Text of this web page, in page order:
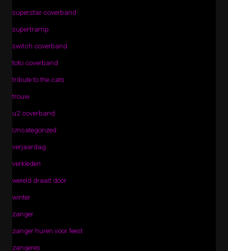
superstar coverband
supertramp
switch coverband
toto coverband
tribute to the cats
trouw
u2 coverband
Uncategorized
verjaardag
verkleden
wereld draait door
winter
zanger
zanger huren voor feest
zangeres